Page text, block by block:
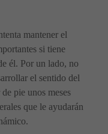
mantener el
si tiene
él. Por un lado, no
el sentido del
pie unos meses
que le ayudarán